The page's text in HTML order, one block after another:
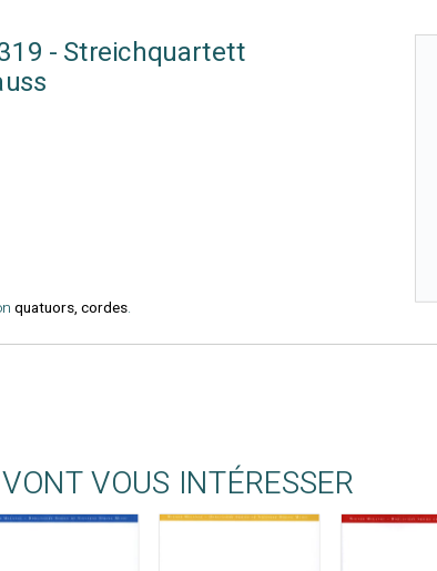
- Streichquartett
quatuors, cordes.
VOUS INTÉRESSER